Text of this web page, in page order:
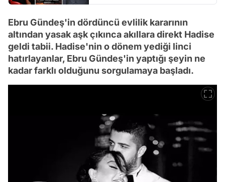
Ebru Gündeş'in dördüncü evlilik kararının
altından yasak aşk çıkınca akıllara direkt Hadise
geldi tabii. Hadise'nin o dönem yediği linci
hatırlayanlar, Ebru Gündeş'in yaptığı şeyin ne
kadar farklı olduğunu sorgulamaya başladı.